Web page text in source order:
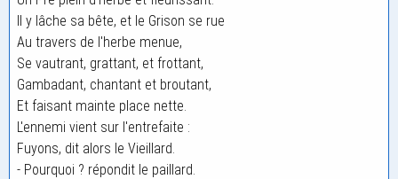
Il y lâche sa bête, et le Grison se rue
Au travers de l'herbe menue,
Se vautrant, grattant, et frottant,
Gambadant, chantant et broutant,
Et faisant mainte place nette.
L'ennemi vient sur l'entrefaite :
Fuyons, dit alors le Vieillard.
- Pourquoi ? répondit le paillard.